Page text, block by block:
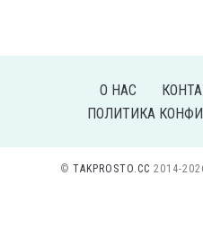
О НАС
ПОЛИТИКА
© TAKPROSTO.CC 2014-